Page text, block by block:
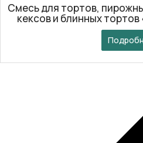
Смесь для тортов,
кексов и блинных